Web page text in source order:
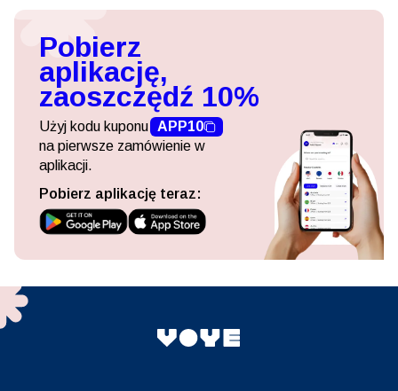
Pobierz
aplikację,
zaoszczędź 10%
Użyj kodu kuponu APP10
na pierwsze zamówienie w
aplikacji.
Pobierz aplikację teraz: